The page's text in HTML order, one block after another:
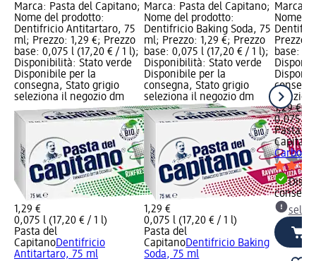
Marca: Pasta del Capitano;
Nome del prodotto:
Dentifricio Antitartaro, 75
ml; Prezzo: 1,29 €; Prezzo
base: 0,075 l (17,20 € / 1 l);
Disponibilità: Stato verde
Disponibile per la
consegna, Stato grigio
seleziona il negozio dm
1,29 €
0,075 l (17,20 € / 1 l)
Pasta del
CapitanoDentifricio
Antitartaro, 75 ml
Marca: Pasta del Capitano;
Nome del prodotto:
Dentifricio Baking Soda, 75
ml; Prezzo: 1,29 €; Prezzo
base: 0,075 l (17,20 € / 1 l);
Disponibilità: Stato verde
Disponibile per la
consegna, Stato grigio
seleziona il negozio dm
1,29 €
0,075 l (17,20 € / 1 l)
Pasta del
CapitanoDentifricio Baking
Soda, 75 ml
Marca:
Nome
Prezzo:
base:
1,29 €
0,075 l
Pasta
Capitano